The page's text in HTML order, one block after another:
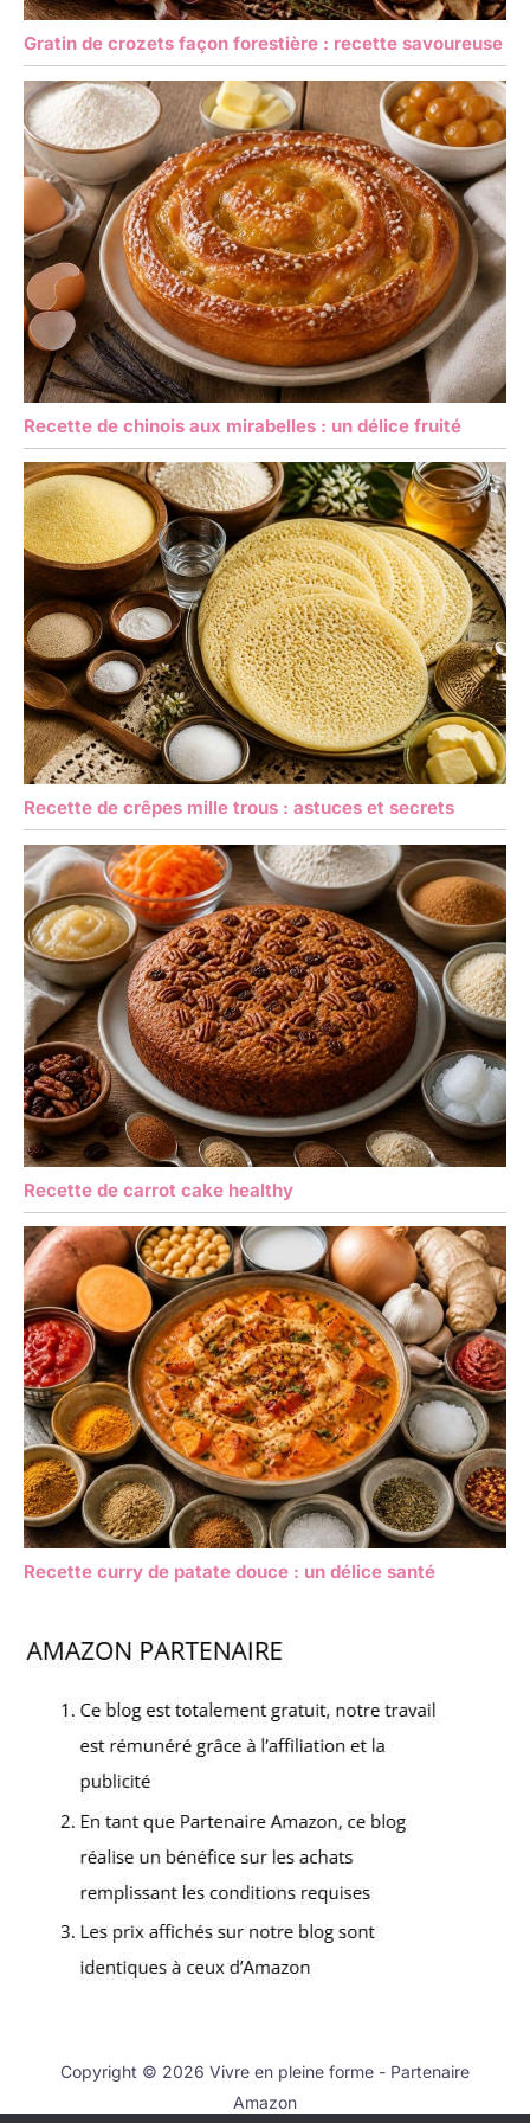
Gratin de crozets façon forestière : recette savoureuse
Recette de chinois aux mirabelles : un délice fruité
Recette de crêpes mille trous : astuces et secrets
Recette de carrot cake healthy
Recette curry de patate douce : un délice santé
Copyright © 2026 Vivre en pleine forme - Partenaire
Amazon